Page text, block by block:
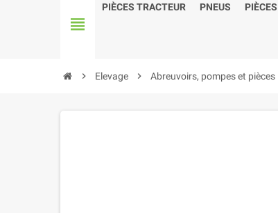
view_headline
PIÈCES TRACTEUR PNEUS
chevron_right Elevage chevron_right Abreuvoirs, pompes et pièces